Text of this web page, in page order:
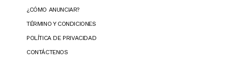
¿CÓMO ANUNCIAR?
TÉRMINO Y CONDICIONES
POLÍTICA DE PRIVACIDAD
CONTÁCTENOS